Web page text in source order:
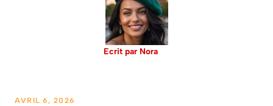
Ecrit par Nora
AVRIL 6, 2026